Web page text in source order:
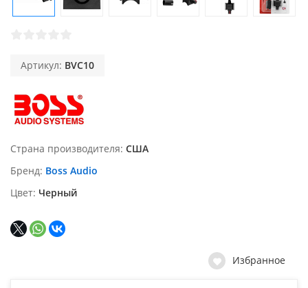
Артикул: BVC10
Страна производителя США
Бренд Boss Audio
Цвет Черный
Избранное